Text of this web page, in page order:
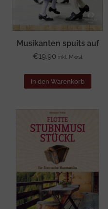
Musikanten spuits auf
€19.90 inkl. Mwst
In den Warenkorb